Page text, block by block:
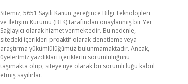
Sitemiz, 5651 Sayılı Kanun gereğince Bilgi Teknolojileri
ve İletişim Kurumu (BTK) tarafından onaylanmış bir Yer
Sağlayıcı olarak hizmet vermektedir. Bu nedenle,
sitedeki içerikleri proaktif olarak denetleme veya
araştırma yükümlülüğümüz bulunmamaktadır. Ancak,
üyelerimiz yazdıkları içeriklerin sorumluluğunu
taşımakta olup, siteye üye olarak bu sorumluluğu kabul
etmiş sayılırlar.